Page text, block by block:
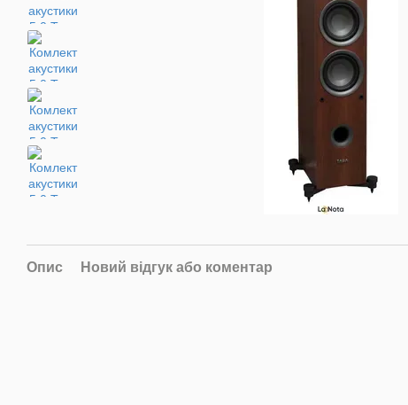
Опис Новий відгук або коментар